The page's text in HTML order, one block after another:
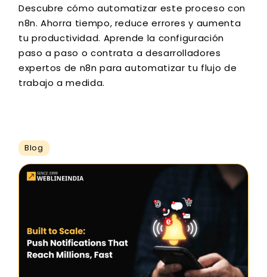
Descubre cómo automatizar este proceso con
n8n. Ahorra tiempo, reduce errores y aumenta
tu productividad. Aprende la configuración
paso a paso o contrata a desarrolladores
expertos de n8n para automatizar tu flujo de
trabajo a medida.
Blog